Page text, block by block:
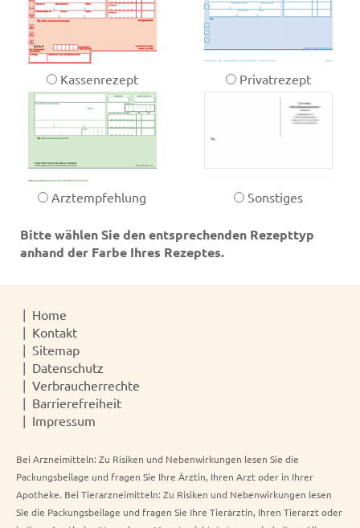
Kassenrezept Privatrezept
Arztempfehlung Sonstiges
Bitte wählen Sie den entsprechenden Rezepttyp
anhand der Farbe Ihres Rezeptes.
Home
Kontakt
Sitemap
Datenschutz
Verbraucherrechte
Barrierefreiheit
Impressum
Bei Arzneimitteln: Zu Risiken und Nebenwirkungen lesen Sie die
Packungsbeilage und fragen Sie Ihre Ärztin, Ihren Arzt oder in Ihrer
Apotheke. Bei Tierarzneimitteln: Zu Risiken und Nebenwirkungen lesen
Sie die Packungsbeilage und fragen Sie Ihre Tierärztin, Ihren Tierarzt oder